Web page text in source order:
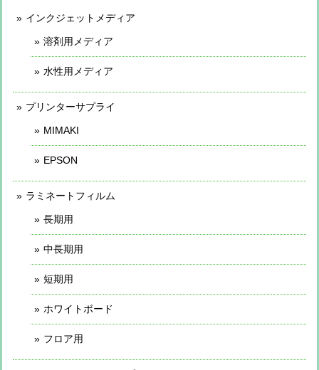
インクジェットメディア
溶剤用メディア
水性用メディア
プリンターサプライ
MIMAKI
EPSON
ラミネートフィルム
長期用
中長期用
短期用
ホワイトボード
フロア用